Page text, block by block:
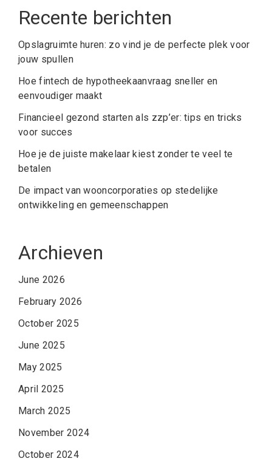
Recente berichten
Opslagruimte huren: zo vind je de perfecte plek voor
jouw spullen
Hoe fintech de hypotheekaanvraag sneller en
eenvoudiger maakt
Financieel gezond starten als zzp’er: tips en tricks
voor succes
Hoe je de juiste makelaar kiest zonder te veel te
betalen
De impact van wooncorporaties op stedelijke
ontwikkeling en gemeenschappen
Archieven
June 2026
February 2026
October 2025
June 2025
May 2025
April 2025
March 2025
November 2024
October 2024